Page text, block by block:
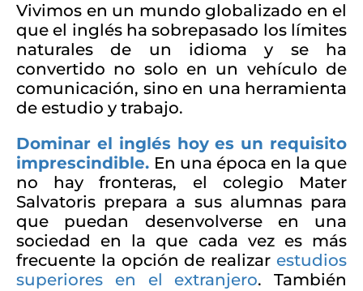
Vivimos en un mundo globalizado en el
que el inglés ha sobrepasado los límites
naturales de un idioma y se ha
convertido no solo en un vehículo de
comunicación, sino en una herramienta
de estudio y trabajo.
Dominar el inglés hoy es un requisito
imprescindible. En una época en la que
no hay fronteras, el colegio Mater
Salvatoris prepara a sus alumnas para
que puedan desenvolverse en una
sociedad en la que cada vez es más
frecuente la opción de realizar estudios
superiores en el extranjero. También